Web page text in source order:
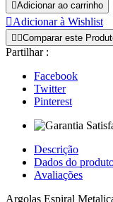
Adicionar ao carrinho
Adicionar à Wishlist
 Comparar este
Partilhar :
Facebook
Twitter
Pinterest
Descrição
Dados do
Avaliações
Argolas Espiral